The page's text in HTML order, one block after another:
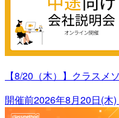
【8/20（木）】クラスメ
開催前2026年8月20日(木)